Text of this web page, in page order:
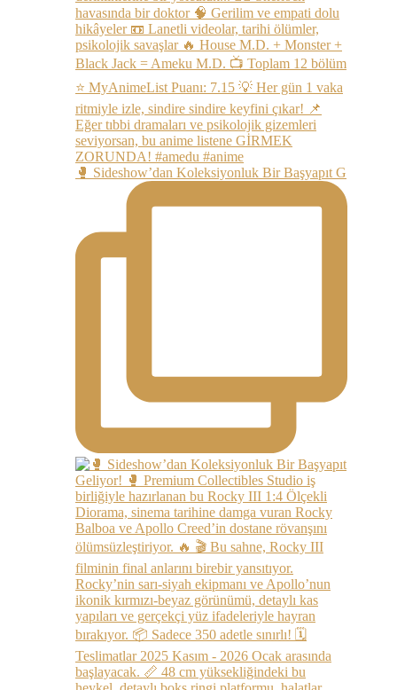
🥊 Sideshow’dan Koleksiyonluk Bir Başyapıt G